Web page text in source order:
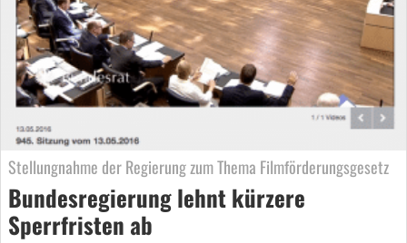
Stellungnahme der Regierung zum Thema Filmförderungsgesetz
Bundesregierung lehnt kürzere
Sperrfristen ab